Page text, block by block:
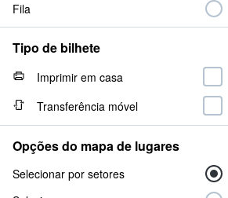
Fila
Tipo de bilhete
Imprimir em casa
Transferência móvel
Opções do mapa de lugares
Selecionar por setores